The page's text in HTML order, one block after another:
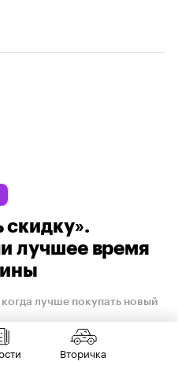
скидку».
лучшее время
лучше покупать новый
ли сейчас бежать
Вторичка